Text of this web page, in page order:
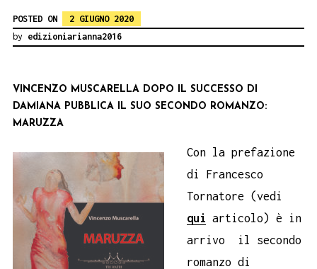
POSTED ON
2 GIUGNO 2020
by edizioniarianna2016
VINCENZO MUSCARELLA DOPO IL SUCCESSO DI
DAMIANA PUBBLICA IL SUO SECONDO ROMANZO:
MARUZZA
Con la prefazione
di Francesco
Tornatore (vedi
qui articolo) è in
arrivo il secondo
romanzo di